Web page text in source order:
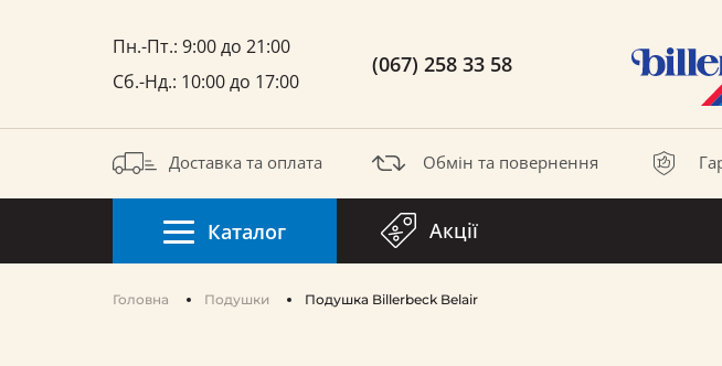
Пн.-Пт.: 9:00 до 21:00
Сб.-Нд.: 10:00 до 17:00
(067) 258 33 58
Доставка та оплата Обмін та повернення
Каталог Акції
Головна Подушки Подушка Billerbeck Belair